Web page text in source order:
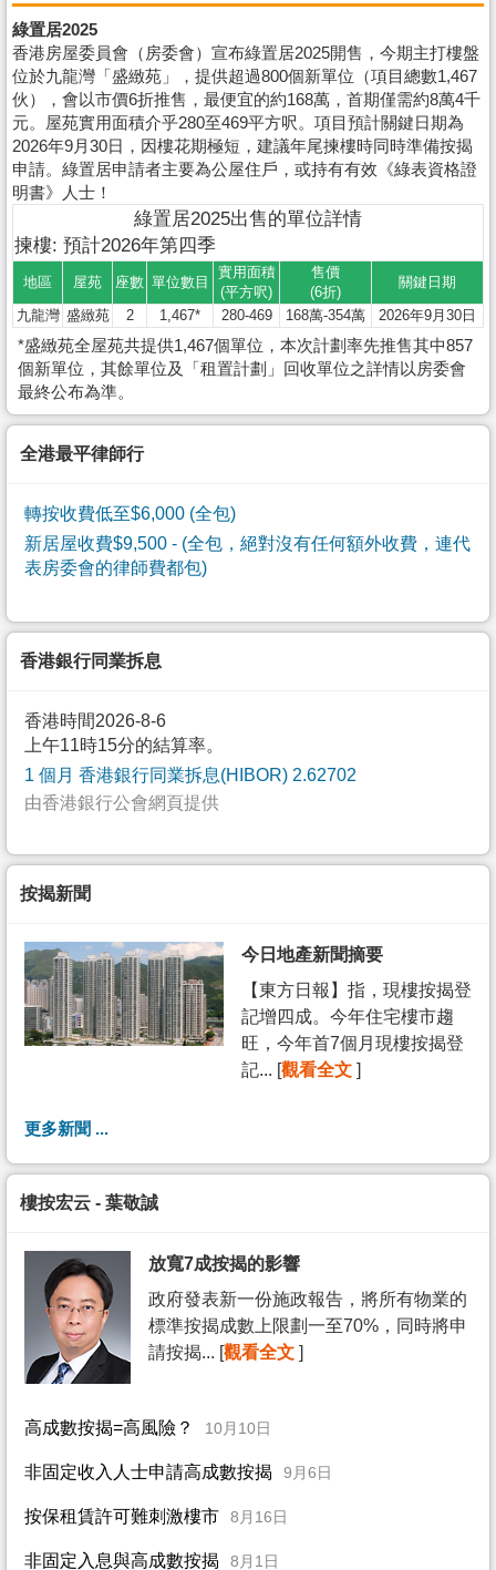
綠置居2025
香港房屋委員會（房委會）宣布綠置居2025開售，今期主打樓盤
位於九龍灣「盛緻苑」，提供超過800個新單位（項目總數1,467
伙），會以市價6折推售，最便宜的約168萬，首期僅需約8萬4千
元。屋苑實用面積介乎280至469平方呎。項目預計關鍵日期為
2026年9月30日，因樓花期極短，建議年尾揀樓時同時準備按揭
申請。綠置居申請者主要為公屋住戶，或持有有效《綠表資格證
明書》人士！
綠置居2025出售的單位詳情
揀樓: 預計2026年第四季
地區 屋苑 座數 單位數目
實用面積
(平方呎)
售價
(6折)
關鍵日期
九龍灣 盛緻苑 2 1,467* 280-469 168萬-354萬 2026年9月30日
*盛緻苑全屋苑共提供1,467個單位，本次計劃率先推售其中857
個新單位，其餘單位及「租置計劃」回收單位之詳情以房委會
最終公布為準。
全港最平律師行
轉按收費低至$6,000 (全包)
新居屋收費$9,500 - (全包，絕對沒有任何額外收費，連代
表房委會的律師費都包)
香港銀行同業拆息
香港時間2026-8-6
上午11時15分的結算率。
1 個月 香港銀行同業拆息(HIBOR) 2.62702
由香港銀行公會網頁提供
按揭新聞
今日地產新聞摘要
【東方日報】指，現樓按揭登
記增四成。今年住宅樓市趨
旺，今年首7個月現樓按揭登
記... [觀看全文 ]
更多新聞 ...
樓按宏云 - 葉敬誠
放寬7成按揭的影響
政府發表新一份施政報告，將所有物業的
標準按揭成數上限劃一至70%，同時將申
請按揭... [觀看全文 ]
高成數按揭=高風險？ 10月10日
非固定收入人士申請高成數按揭 9月6日
按保租賃許可難刺激樓市 8月16日
非固定入息與高成數按揭 8月1日